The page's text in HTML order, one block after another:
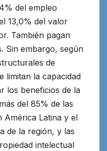
del empleo
13,0% del valor
También pagan
Sin embargo, según
de
limitan la capacidad
los beneficios de la
del 85% de las
América Latina y el
de la región, y las
intelectual